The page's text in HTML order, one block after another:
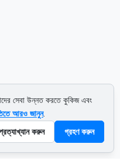
সেবা উন্নত করতে কুকিজ এবং
আরও জানুন.
করুন
গ্রহণ করুন